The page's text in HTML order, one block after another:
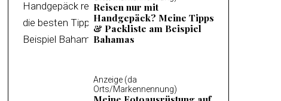
Reisen nur mit
Handgepäck? Meine Tipps
& Packliste am Beispiel
Bahamas
Anzeige (da
Orts/Markennennung)